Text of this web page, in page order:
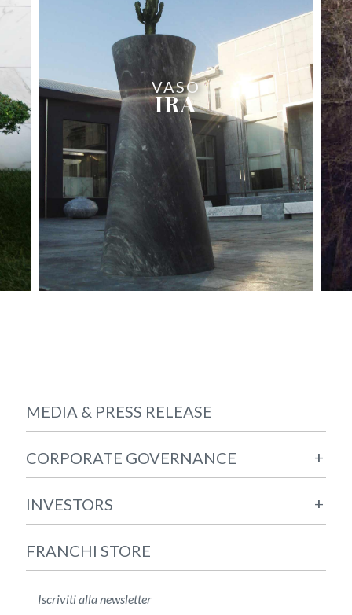
VASO
IRA
MEDIA & PRESS RELEASE
CORPORATE GOVERNANCE +
INVESTORS +
FRANCHI STORE
Iscriviti alla newsletter